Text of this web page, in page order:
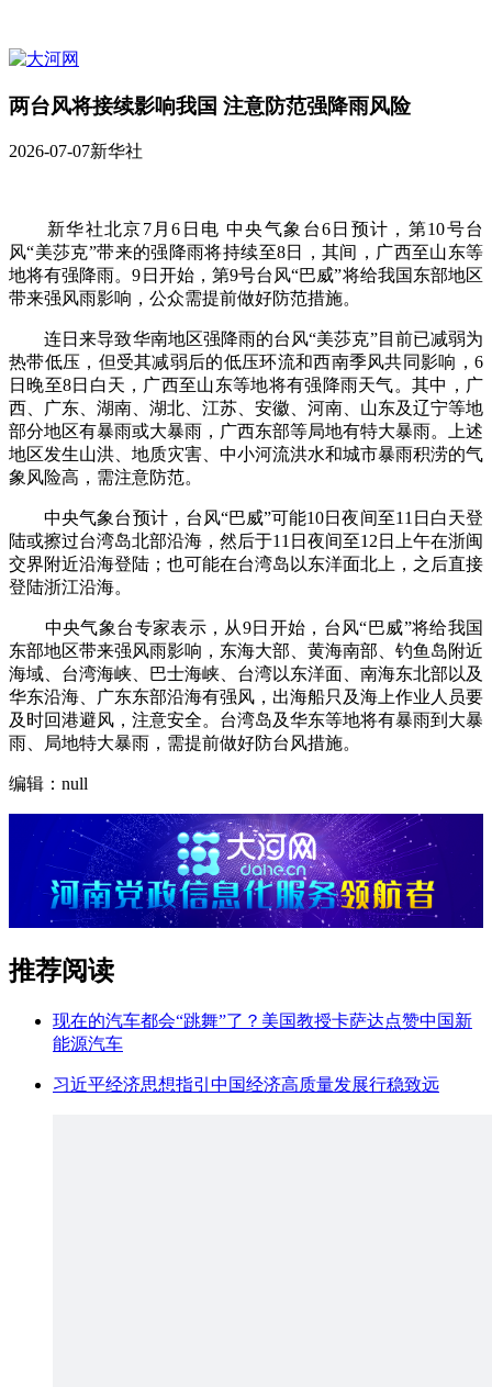
两台风将接续影响我国 注意防范强降雨风险
2026-07-07新华社
新华社北京7月6日电 中央气象台6日预计，第10号台
风“美莎克”带来的强降雨将持续至8日，其间，广西至山东等
地将有强降雨。9日开始，第9号台风“巴威”将给我国东部地区
带来强风雨影响，公众需提前做好防范措施。
连日来导致华南地区强降雨的台风“美莎克”目前已减弱为
热带低压，但受其减弱后的低压环流和西南季风共同影响，6
日晚至8日白天，广西至山东等地将有强降雨天气。其中，广
西、广东、湖南、湖北、江苏、安徽、河南、山东及辽宁等地
部分地区有暴雨或大暴雨，广西东部等局地有特大暴雨。上述
地区发生山洪、地质灾害、中小河流洪水和城市暴雨积涝的气
象风险高，需注意防范。
中央气象台预计，台风“巴威”可能10日夜间至11日白天登
陆或擦过台湾岛北部沿海，然后于11日夜间至12日上午在浙闽
交界附近沿海登陆；也可能在台湾岛以东洋面北上，之后直接
登陆浙江沿海。
中央气象台专家表示，从9日开始，台风“巴威”将给我国
东部地区带来强风雨影响，东海大部、黄海南部、钓鱼岛附近
海域、台湾海峡、巴士海峡、台湾以东洋面、南海东北部以及
华东沿海、广东东部沿海有强风，出海船只及海上作业人员要
及时回港避风，注意安全。台湾岛及华东等地将有暴雨到大暴
雨、局地特大暴雨，需提前做好防台风措施。
编辑：null
推荐阅读
现在的汽车都会“跳舞”了？美国教授卡萨达点赞中国新
能源汽车
习近平经济思想指引中国经济高质量发展行稳致远